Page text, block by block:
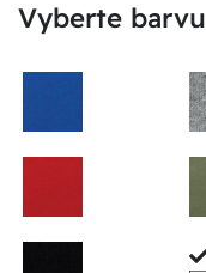
Vyberte barvu